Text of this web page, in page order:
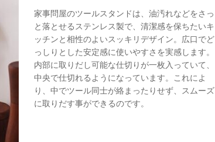
家事問屋のツールスタンドは、油汚れなどをさっ
と落とせるステンレス製で、清潔感を保ちたいキ
ッチンと相性のよいスッキリデザイン。広口でど
っしりとした安定感に使いやすさを実感します。
内部に取りだし可能な仕切りが一枚入っていて、
中央で仕切れるようになっています。これによ
り、中でツール同士が絡まったりせず、スムーズ
に取りだす事ができるのです。